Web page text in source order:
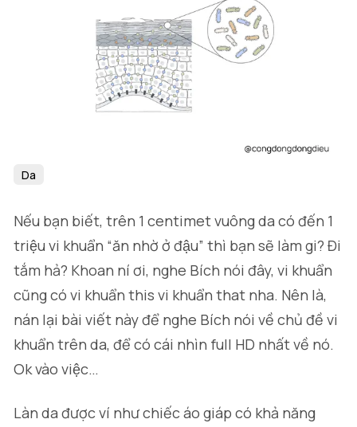
Da
Nếu bạn biết, trên 1 centimet vuông da có đến 1
triệu vi khuẩn “ăn nhờ ở đậu” thì bạn sẽ làm gi? Đi
tắm hả? Khoan ní ơi, nghe Bích nói đây, vi khuẩn
cũng có vi khuẩn this vi khuẩn that nha. Nên là,
nán lại bài viết này để nghe Bích nói về chủ đề vi
khuẩn trên da, để có cái nhìn full HD nhất về nó.
Ok vào việc…
Làn da được ví như chiếc áo giáp có khả năng